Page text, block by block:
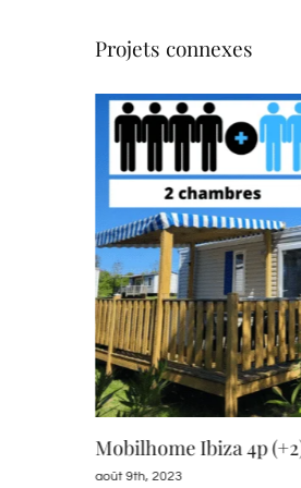
Projets connexes
Mobilhome Ibiza 4p
août 9th, 2023